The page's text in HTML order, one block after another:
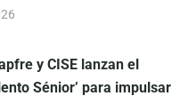
y CISE lanzan el
Sénior’ para impulsar